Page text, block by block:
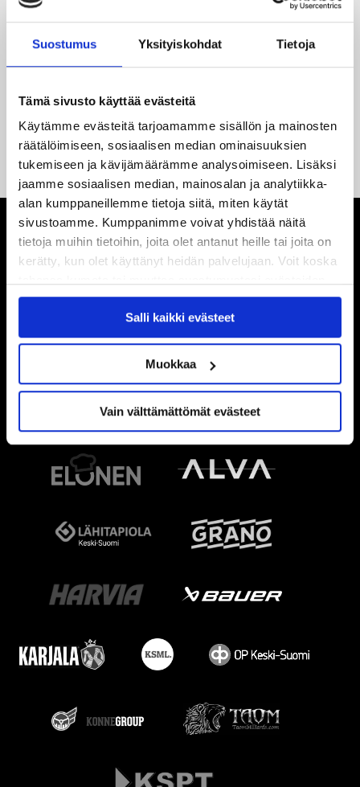
Suostumus Yksityiskohdat Tietoja
Tämä sivusto käyttää evästeitä
Käytämme evästeitä tarjoamamme sisällön ja mainosten
räätälöimiseen, sosiaalisen median ominaisuuksien
tukemiseen ja kävijämäärämme analysoimiseen. Lisäksi
jaamme sosiaalisen median, mainosalan ja analytiikka-
alan kumppaneillemme tietoja siitä, miten käytät
sivustoamme. Kumppanimme voivat yhdistää näitä
tietoja muihin tietoihin, joita olet antanut heille tai joita on
kerätty, kun olet käyttänyt heidän palvelujaan. Voit koska
käytöstäEvästeet-sivultamme.
Salli kaikki evästeet
Muokkaa
Vain välttämättömät evästeet
18.05.2026
Jaatinen ja Liljamo jatkosopimuksiin – JYPin ja KeuPa HT:n
yhteistyö jatkuu
14.05.2026
Tuore Sveitsin mestari Juuso Arola JYP-puolustukseen
kahden vuoden sopimuksella